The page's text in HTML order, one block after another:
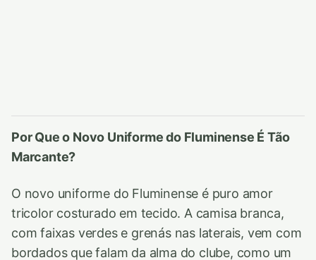
Por Que o Novo Uniforme do Fluminense É Tão
Marcante?
O novo uniforme do Fluminense é puro amor
tricolor costurado em tecido. A camisa branca,
com faixas verdes e grenás nas laterais, vem com
bordados que falam da alma do clube, como um